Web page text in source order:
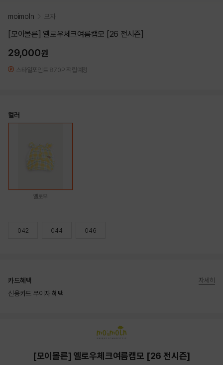
moimoln 모자
[모이몰른] 옐로우체크여름캡모 [26 전시즌]
29,000원
스타일포인트 870P 적립예정
컬러
옐로우
042 044 046
카드혜택
신용카드 무이자 혜택
자세히
[모이몰른] 옐로우체크여름캡모 [26 전시즌]